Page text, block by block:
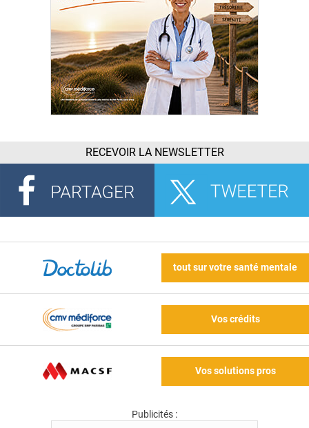
RECEVOIR LA NEWSLETTER
tout sur votre santé mentale
Vos crédits
Vos solutions pros
Publicités :